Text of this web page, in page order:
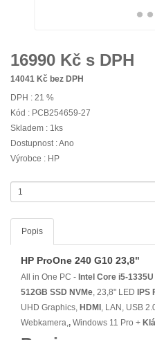
16990 Kč s DPH
14041 Kč bez DPH
DPH : 21 %
Kód : PCB254659-27
Skladem : 1ks
Dostupnost : Ano
Výrobce : HP
Popis
HP ProOne 240 G10 23,8"
All in One PC - Intel Core i5-1335U
512GB SSD NVMe, 23,8" LED IPS
UHD Graphics, HDMI , LAN, USB
Webkamera,, Windows 11 Pro +